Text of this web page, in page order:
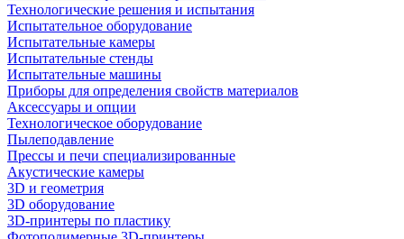
Технологические решения и испытания
Испытательное оборудование
Испытательные камеры
Испытательные стенды
Испытательные машины
Приборы для определения свойств материалов
Аксессуары и опции
Технологическое оборудование
Пылеподавление
Прессы и печи специализированные
Акустические камеры
3D и геометрия
3D оборудование
3D-принтеры по пластику